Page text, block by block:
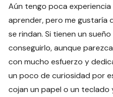
Aún tengo poca
aprender, pero me gustaría
se rindan. Si tienen un
conseguirlo, aunque
con mucho esfuerzo y
un poco de curiosidad por
cojan un papel o un teclado